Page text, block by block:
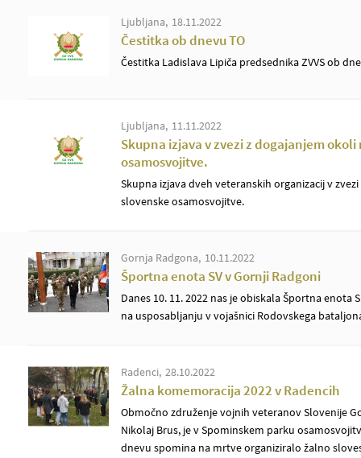
Ljubljana 18.11.2022
Čestitka ob dnevu TO
Čestitka Ladislava Lipiča predsednika ZVVS ob
Ljubljana 11.11.2022
Skupna izjava v zvezi z dogajanjem
osamosvojitve.
Skupna izjava dveh veteranskih organizacij v
slovenske osamosvojitve.
Gornja Radgona 10.11.2022
Športna enota SV v Gornji Radgoni
Danes 10. 11. 2022 nas je obiskala Športna
na usposabljanju v vojašnici Rodovskega
Radenci 28.10.2022
Žalna komemoracija 2022 v Radencih
Območno združenje vojnih veteranov Slovenije
Nikolaj Brus, je v Spominskem parku
dnevu spomina na mrtve organiziralo žalno